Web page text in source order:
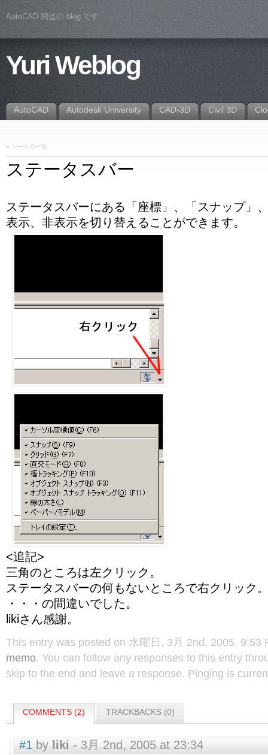
AutoCAD 関連の blog です
Yuri Weblog
AutoCAD Autodesk University CAD-3D Civil 3D
« シートの一覧
ステータスバー
ステータスバーにある「座標」、「スナップ」
表示、非表示を切り替えることができます。
<追記>
三角のところは左クリック。
ステータスバーの何もないところで右クリック
・・・の間違いでした。
likiさん感謝。
This entry was posted on 水曜日, 3月 2nd, 2005, 9:53
memo. You can follow any responses to this entry
skip to the end and leave a response. Pinging is
COMMENTS (2) TRACKBACKS (0)
#1 by liki - 3月 2nd, 2005 at 23:34